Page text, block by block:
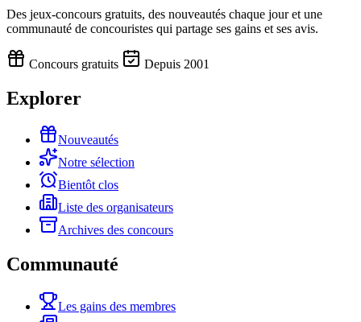
Des jeux-concours gratuits, des nouveautés chaque jour et une
communauté de concouristes qui partage ses gains et ses avis.
Concours gratuits Depuis 2001
Explorer
Nouveautés
Notre sélection
Bientôt clos
Liste des organisateurs
Archives des concours
Communauté
Les gains des membres